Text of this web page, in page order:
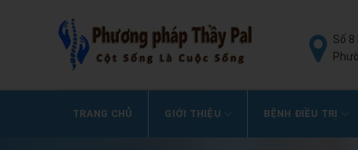
Số 8
TRANG CHỦ GIỚI THIỆU BỆNH ĐIỀU TRỊ